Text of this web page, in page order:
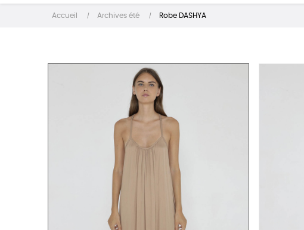
Accueil Archives été Robe DASHYA